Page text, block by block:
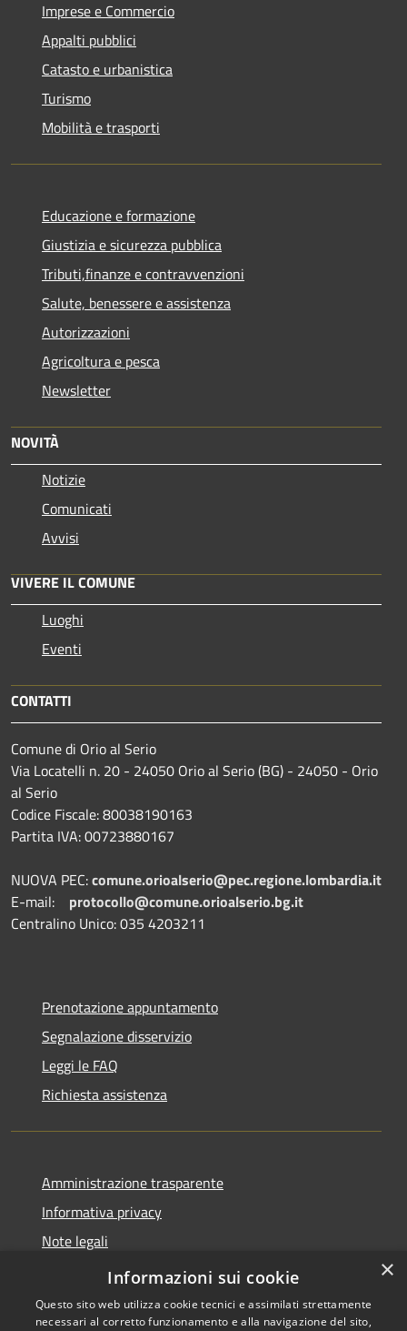
Imprese e Commercio
Appalti pubblici
Catasto e urbanistica
Turismo
Mobilità e trasporti
Educazione e formazione
Giustizia e sicurezza pubblica
Tributi,finanze e contravvenzioni
Salute, benessere e assistenza
Autorizzazioni
Agricoltura e pesca
Newsletter
NOVITÀ
Notizie
Comunicati
Avvisi
VIVERE IL COMUNE
Luoghi
Eventi
CONTATTI
Comune di Orio al Serio
Via Locatelli n. 20 - 24050 Orio al Serio (BG) - 24050 - Orio
al Serio
Codice Fiscale: 80038190163
Partita IVA: 00723880167
NUOVA PEC:comune.orioalserio@pec.regione.lombardia.it
E-mail: protocollo@comune.orioalserio.bg.it
Centralino Unico: 035 4203211
Prenotazione appuntamento
Segnalazione disservizio
Leggi le FAQ
Richiesta assistenza
Amministrazione trasparente
Informativa privacy
Note legali
Dichiarazione di accessibilità
×
Informazioni sui cookie
Questo sito web utilizza cookie tecnici e assimilati strettamente
necessari al corretto funzionamento e alla navigazione del sito,